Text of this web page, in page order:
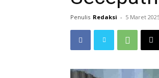
Penulis Redaksi - 5 Maret